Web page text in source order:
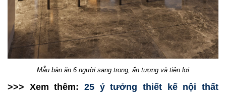
Mẫu bàn ăn 6 người sang trọng, ấn tượng và tiện lợi
>>> Xem thêm: 25 ý tưởng thiết kế nội thất